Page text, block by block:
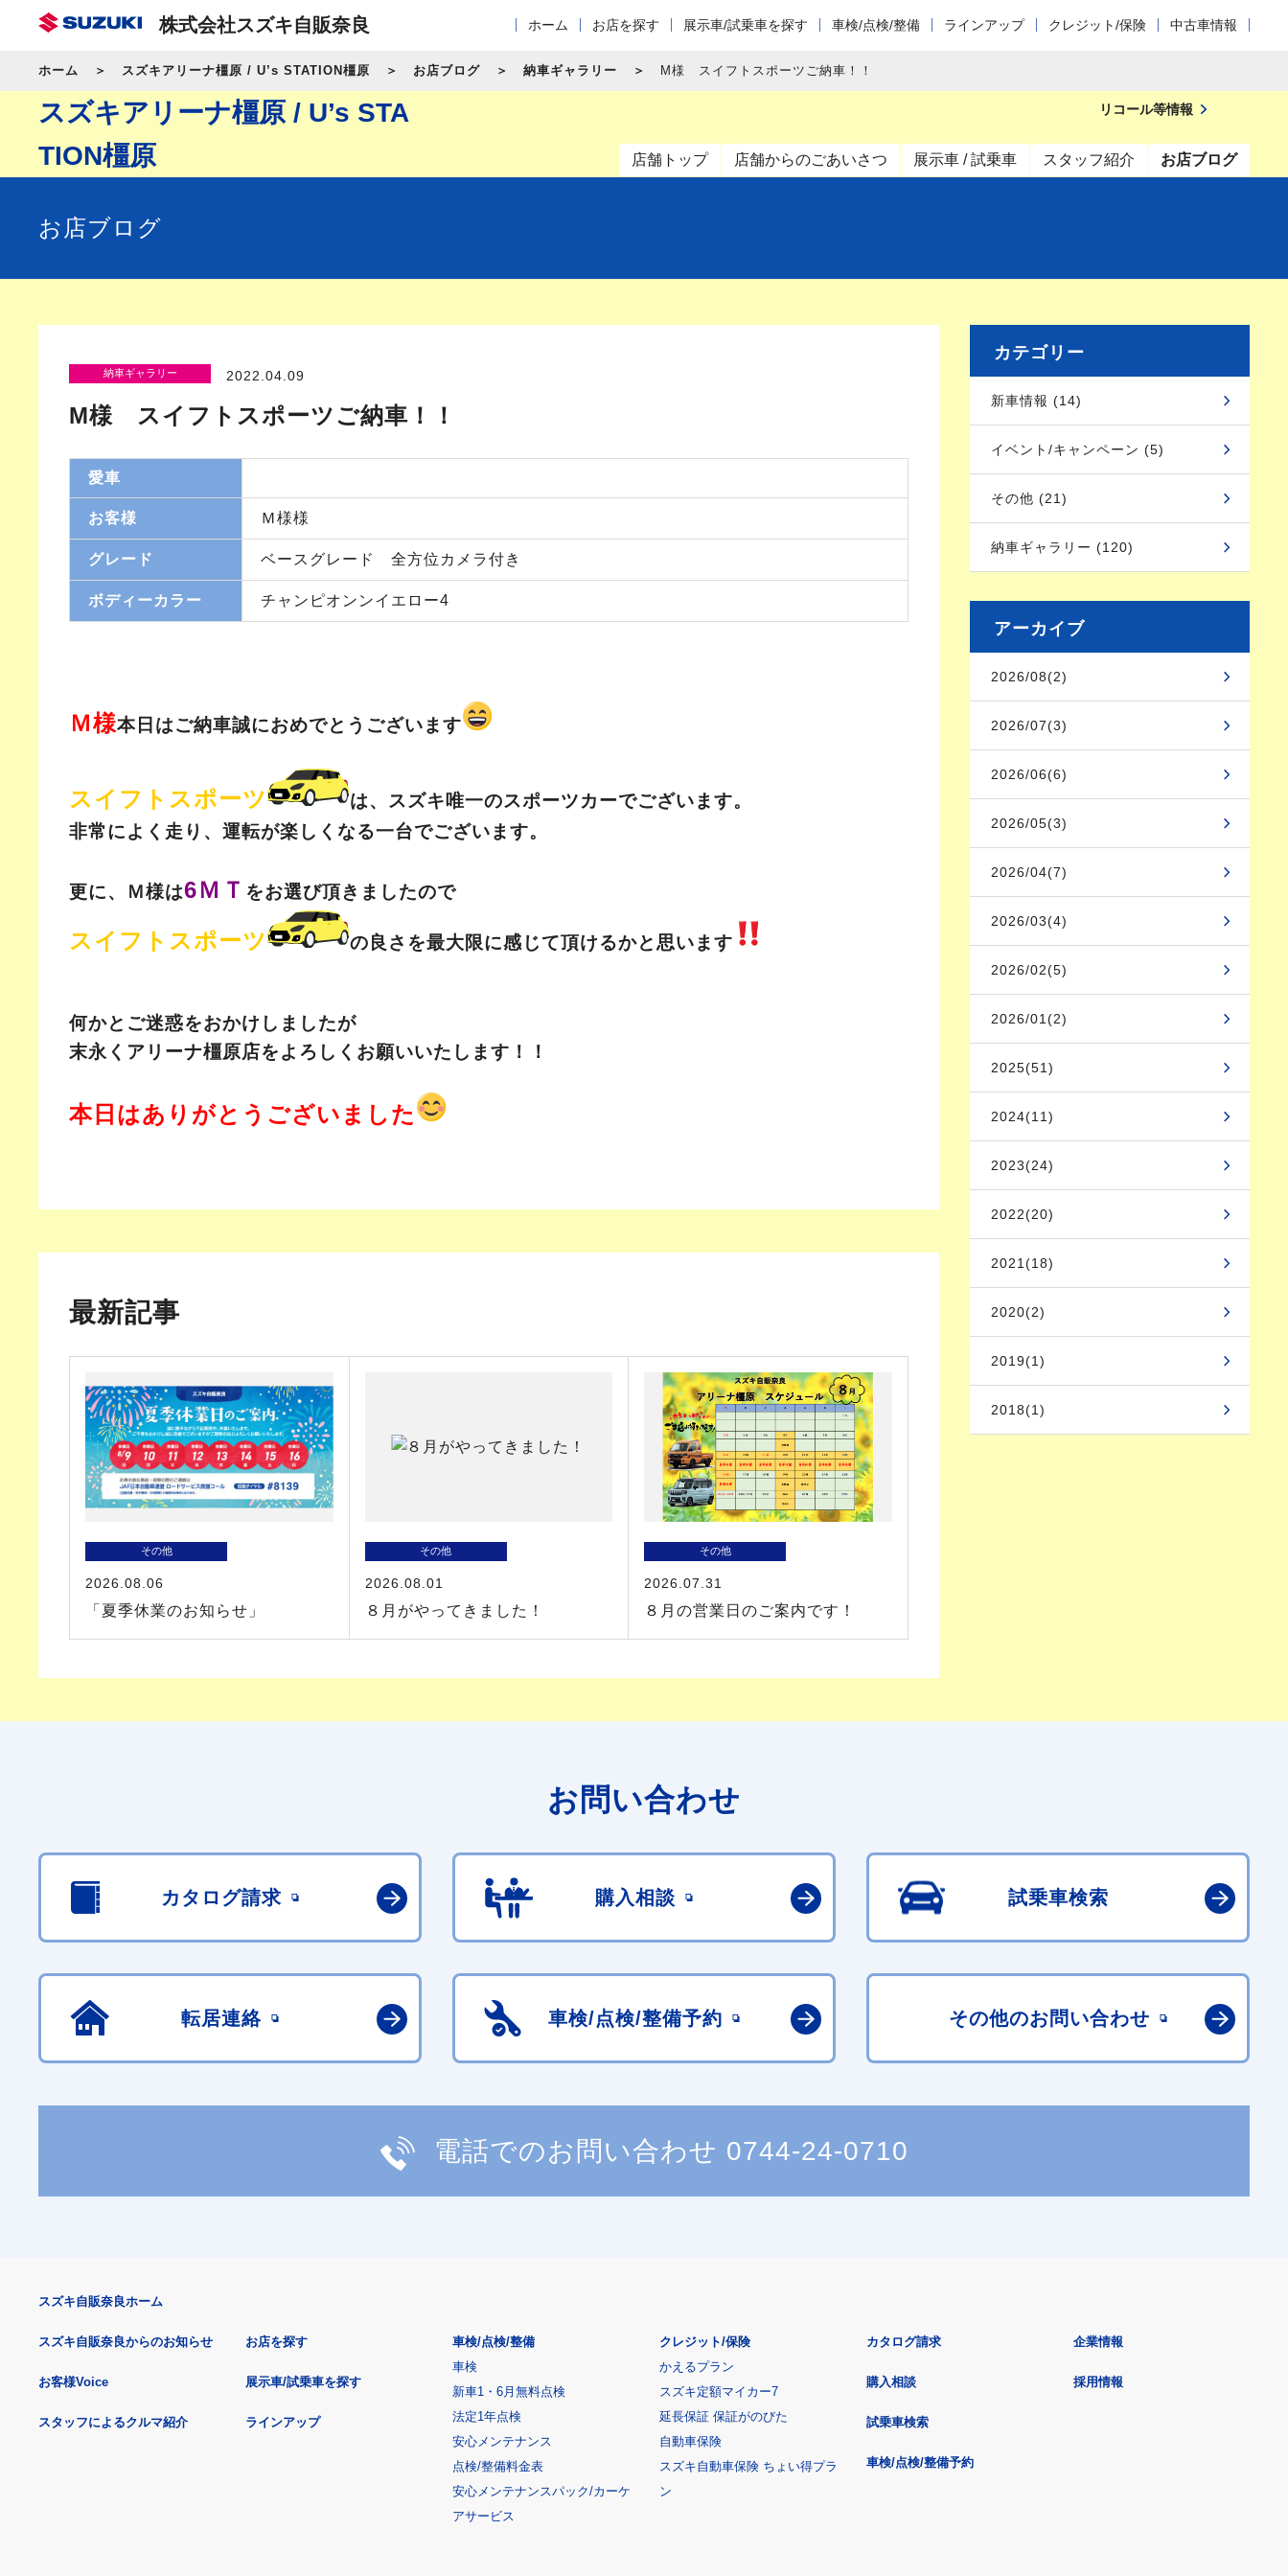
株式会社スズキ自販奈良 ホーム お店を探す 展示車/試乗車を探す 車検/点検/整備 ラインアップ クレジット/保険 中古車情報
ホーム スズキアリーナ橿原 / U’s STATION橿原 お店ブログ 納車ギャラリー M様 スイフトスポーツご納車！！
スズキアリーナ橿原 / U’s STA
TION橿原
店舗トップ 店舗からのごあいさつ 展示車 / 試乗車 スタッフ紹介 お店ブログ
リコール等情報
お店ブログ
納車ギャラリー 2022.04.09
M様 スイフトスポーツご納車！！
愛車
お客様 Ｍ様様
グレード ベースグレード 全方位カメラ付き
ボディーカラー チャンピオンンイエロー4
Ｍ様本日はご納車誠におめでとうございます
スイフトスポーツ
は、スズキ唯一のスポーツカーでございます。
非常によく走り、運転が楽しくなる一台でございます。
更に、Ｍ様は6ＭＴ をお選び頂きましたので
スイフトスポーツ の良さを最大限に感じて頂けるかと思います
何かとご迷惑をおかけしましたが
末永くアリーナ橿原店をよろしくお願いいたします！！
本日はありがとうございました
最新記事
その他
2026.08.06
「夏季休業のお知らせ」
その他
2026.08.01
８月がやってきました！
その他
2026.07.31
８月の営業日のご案内です！
カテゴリー
新車情報 (14)
イベント/キャンペーン (5)
その他 (21)
納車ギャラリー (120)
アーカイブ
2026/08(2)
2026/07(3)
2026/06(6)
2026/05(3)
2026/04(7)
2026/03(4)
2026/02(5)
2026/01(2)
2025(51)
2024(11)
2023(24)
2022(20)
2021(18)
2020(2)
2019(1)
2018(1)
お問い合わせ
カタログ請求 購入相談 試乗車検索
転居連絡 車検/点検/整備予約 その他のお問い合わせ
電話でのお問い合わせ 0744-24-0710
スズキ自販奈良ホーム
スズキ自販奈良からのお知らせ
お客様Voice
スタッフによるクルマ紹介
お店を探す
展示車/試乗車を探す
ラインアップ
車検/点検/整備
車検
新車1・6月無料点検
法定1年点検
安心メンテナンス
点検/整備料金表
安心メンテナンスパック/カーケ
アサービス
クレジット/保険
かえるプラン
スズキ定額マイカー7
延長保証 保証がのびた
自動車保険
スズキ自動車保険 ちょい得プラ
ン
カタログ請求
購入相談
試乗車検索
車検/点検/整備予約
企業情報
採用情報